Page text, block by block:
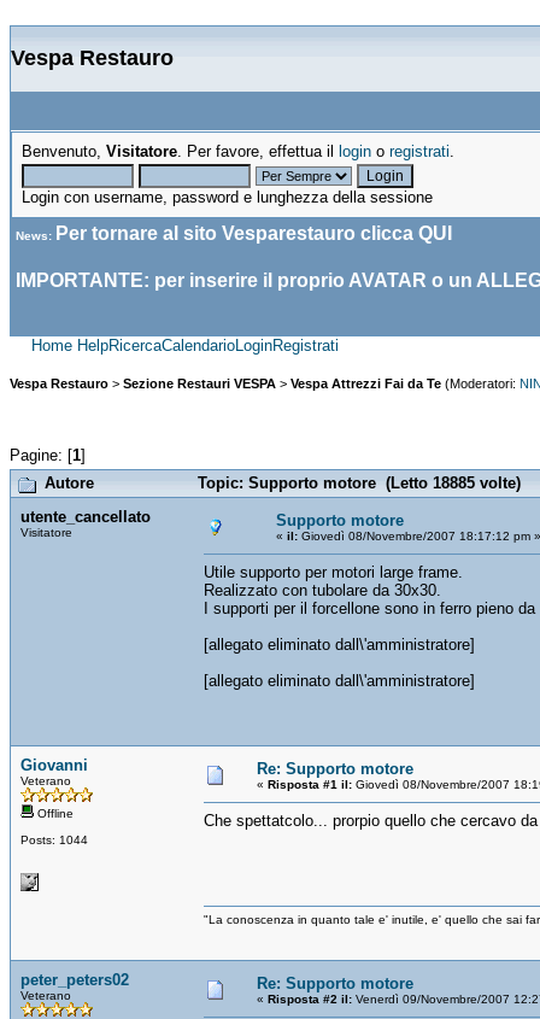
Vespa Restauro
Benvenuto, Visitatore. Per favore, effettua il login o registrati.
Login con username, password e lunghezza della sessione
News: Per tornare al sito Vesparestauro clicca QUI
IMPORTANTE: per inserire il proprio AVATAR o un
Home HelpRicercaCalendarioLoginRegistrati
Vespa Restauro > Sezione Restauri VESPA > Vespa Attrezzi Fai da Te (Moderatori:
Pagine: [1]
Autore
Topic: Supporto motore (Letto 18885 volte)
utente_cancellato
Visitatore
Supporto motore
« il: Giovedì 08/Novembre/2007 18:17:12 pm »
Utile supporto per motori large frame.
Realizzato con tubolare da 30x30.
I supporti per il forcellone sono in ferro pieno
[allegato eliminato dall\'amministratore]
[allegato eliminato dall\'amministratore]
Giovanni
Veterano
Offline
Posts: 1044
Re: Supporto motore
« Risposta #1 il: Giovedì 08/Novembre/2007
Che spettatcolo... prorpio quello che cercavo
"La conoscenza in quanto tale e' inutile, e' quello che sai
peter_peters02
Veterano
Re: Supporto motore
« Risposta #2 il: Venerdì 09/Novembre/2007